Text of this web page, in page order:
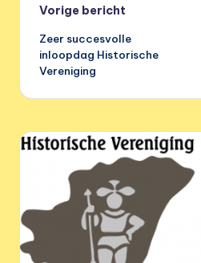
Bericht
navigatie
Vorige bericht
Zeer succesvolle
inloopdag Historische
Vereniging